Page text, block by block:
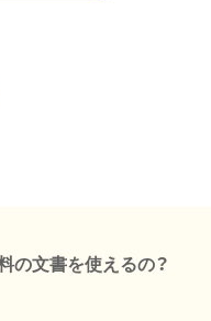
の文書を使えるの？